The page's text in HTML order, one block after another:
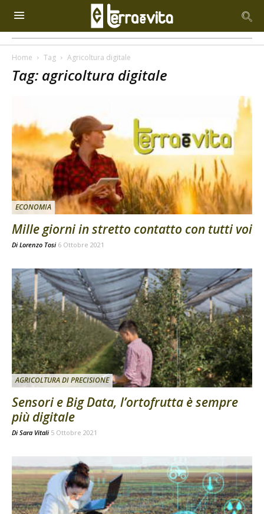
Home Tag Agricoltura digitale
Tag: agricoltura digitale
ECONOMIA
Mille giorni in stretto contatto con tutti voi
Di Lorenzo Tosi 6 Ottobre 2021
AGRICOLTURA DI PRECISIONE
Sensori e Big Data, l’ortofrutta è sempre
più digitale
Di Sara Vitali 5 Ottobre 2021